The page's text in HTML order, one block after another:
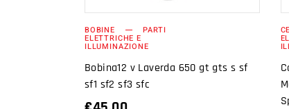
BOBINE PARTI
ELETTRICHE E
ILLUMINAZIONE
Bobina12 v Laverda 650 gt gts s sf
sf1 sf2 sf3 sfc